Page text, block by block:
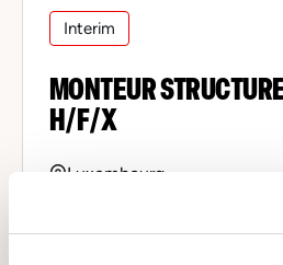
Interim
MONTEUR
H/F/X
Luxembourg